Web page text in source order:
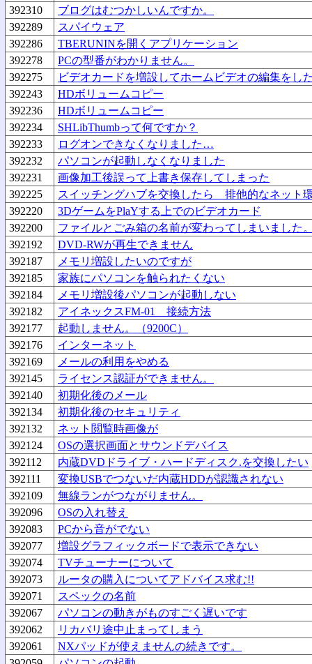
392310
ブログはむつかしいんですか。
392289
スパイウェア
392286
TBERUNINを開くアプリケーション
392278
PCの型番がわかりません。
392275
ビデオカードを増設してホームビデオの編集をし
392243
HDボリュームコピー
392236
HDボリュームコピー
392234
SHLibThumbって何ですか？
392233
ログオンできなくなりました…
392232
パソコンが起動しなくなりました
392231
画像加工後誤って上書き保存してしまった
392225
スイッチングハブを交換したら 排他的なネット
392220
3DゲームをPlaYする上でのビデオカード
392200
ファイルとごみ箱の名前が変わってしまいました
392192
DVD-RWが再生できません
392187
メモリ増設したいのですが
392185
家族にパソコンを触られたくない
392184
メモリ増設後パソコンが起動しない
392182
アイネックスFM-01 接続方法
392177
起動しません。（9200C）
392176
インターネット
392169
メールの利用をやめる
392145
ライセンス認証ができません。
392140
初期化後のメール
392134
初期化後のセキュリティ
392132
ネット閲覧時画像が
392124
OSの選択画面とサウンドデバイス
392112
内蔵DVDドライブ・ハードディスク.を交換したい
392111
変換USBでつないだ内蔵HDDが認識されない
392109
無線ランがつながりません。
392096
OSの入れ替え
392083
PCから音がでない
392077
増設グラフィックボードで表示できない
392074
TVチューナーについて
392073
ルータの購入についてアドバイス求む!!
392071
スペックの名前
392067
パソコンの動きがものすごく遅いです
392062
リカバリ途中止まってしまう
392061
NXパッドが使えませんの続きです。